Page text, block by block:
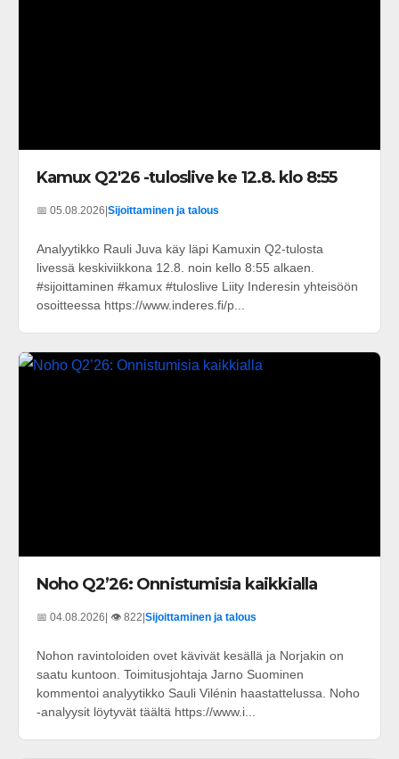
Kamux Q2'26 -tuloslive ke 12.8. klo 8:55
📅 05.08.2026 Sijoittaminen ja talous
Analyytikko Rauli Juva käy läpi Kamuxin Q2-tulosta
livessä keskiviikkona 12.8. noin kello 8:55 alkaen.
#sijoittaminen #kamux #tuloslive Liity Inderesin yhteisöön
osoitteessa https://www.inderes.fi/p...
Noho Q2’26: Onnistumisia kaikkialla
📅 04.08.2026| 👁️ 822|Sijoittaminen ja talous
Nohon ravintoloiden ovet kävivät kesällä ja Norjakin on
saatu kuntoon. Toimitusjohtaja Jarno Suominen
kommentoi analyytikko Sauli Vilénin haastattelussa. Noho
-analyysit löytyvät täältä https://www.i...